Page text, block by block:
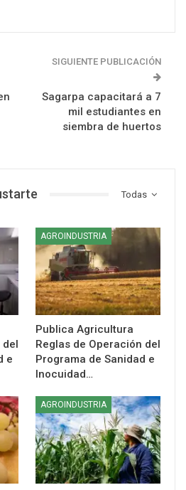
SIGUIENTE PUBLICACIÓN
Sagarpa capacitará a 7
mil estudiantes en
siembra de huertos
Todas
del
e
AGROINDUSTRIA
Publica Agricultura
Reglas de Operación del
Programa de Sanidad e
Inocuidad…
AGROINDUSTRIA